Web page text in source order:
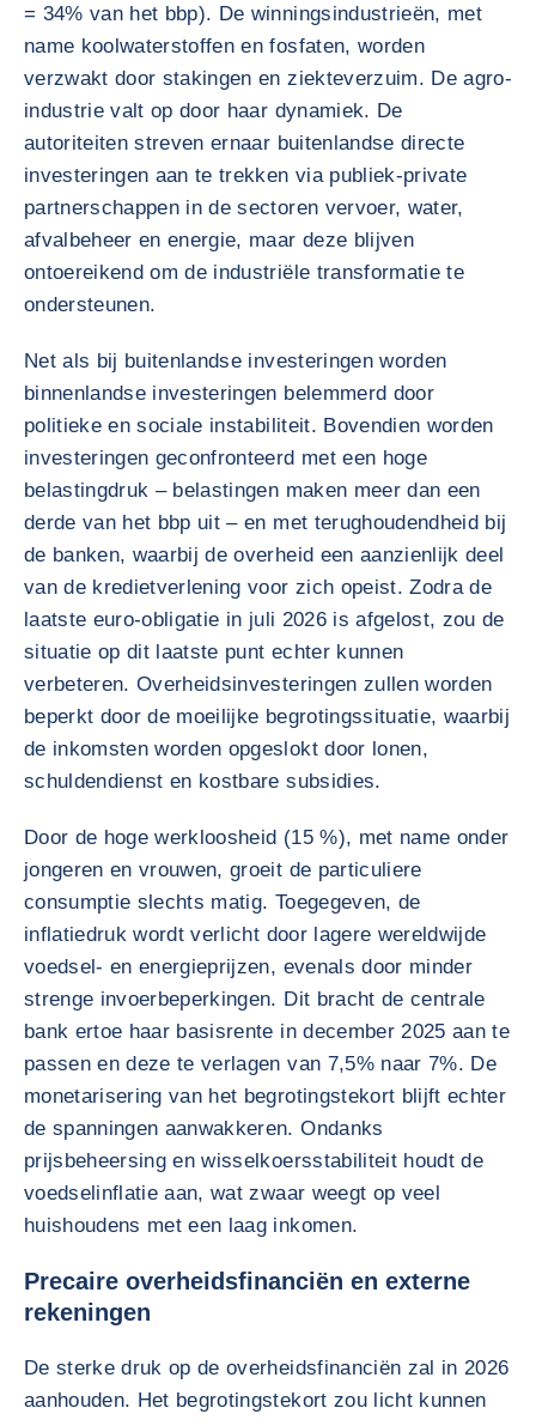
= 34% van het bbp). De winningsindustrieën, met
name koolwaterstoffen en fosfaten, worden
verzwakt door stakingen en ziekteverzuim. De agro-
industrie valt op door haar dynamiek. De
autoriteiten streven ernaar buitenlandse directe
investeringen aan te trekken via publiek-private
partnerschappen in de sectoren vervoer, water,
afvalbeheer en energie, maar deze blijven
ontoereikend om de industriële transformatie te
ondersteunen.
Net als bij buitenlandse investeringen worden
binnenlandse investeringen belemmerd door
politieke en sociale instabiliteit. Bovendien worden
investeringen geconfronteerd met een hoge
belastingdruk – belastingen maken meer dan een
derde van het bbp uit – en met terughoudendheid bij
de banken, waarbij de overheid een aanzienlijk deel
van de kredietverlening voor zich opeist. Zodra de
laatste euro-obligatie in juli 2026 is afgelost, zou de
situatie op dit laatste punt echter kunnen
verbeteren. Overheidsinvesteringen zullen worden
beperkt door de moeilijke begrotingssituatie, waarbij
de inkomsten worden opgeslokt door lonen,
schuldendienst en kostbare subsidies.
Door de hoge werkloosheid (15 %), met name onder
jongeren en vrouwen, groeit de particuliere
consumptie slechts matig. Toegegeven, de
inflatiedruk wordt verlicht door lagere wereldwijde
voedsel- en energieprijzen, evenals door minder
strenge invoerbeperkingen. Dit bracht de centrale
bank ertoe haar basisrente in december 2025 aan te
passen en deze te verlagen van 7,5% naar 7%. De
monetarisering van het begrotingstekort blijft echter
de spanningen aanwakkeren. Ondanks
prijsbeheersing en wisselkoersstabiliteit houdt de
voedselinflatie aan, wat zwaar weegt op veel
huishoudens met een laag inkomen.
Precaire overheidsfinanciën en externe
rekeningen
De sterke druk op de overheidsfinanciën zal in 2026
aanhouden. Het begrotingstekort zou licht kunnen